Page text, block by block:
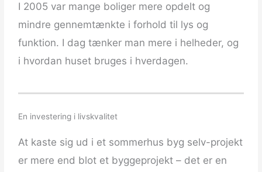
I 2005 var mange boliger mere opdelt og
mindre gennemtænkte i forhold til lys og
funktion. I dag tænker man mere i helheder, og
i hvordan huset bruges i hverdagen.
En investering i livskvalitet
At kaste sig ud i et sommerhus byg selv-projekt
er mere end blot et byggeprojekt – det er en